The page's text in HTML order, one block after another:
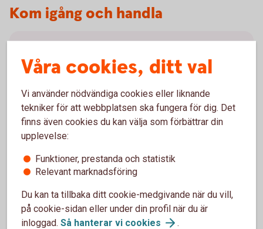
Kom igång och handla
Våra värdepapperstjänster
Vi har värdepapperstjänster för olika behov. Vilken
som passar dig beror på dig och ditt sparande. Läs
mer om våra värdepapperstjänster och kom igång.
Våravärdepapperstjänster
Så handlar du värdepapper
Våra cookies, ditt val
Vi använder nödvändiga cookies eller liknande
tekniker för att webbplatsen ska fungera för dig. Det
finns även cookies du kan välja som förbättrar din
upplevelse:
Funktioner, prestanda och statistik
Relevant marknadsföring
Du kan ta tillbaka ditt cookie-medgivande när du vill,
på cookie-sidan eller under din profil när du är
inloggad. Så hanterar vi cookies .